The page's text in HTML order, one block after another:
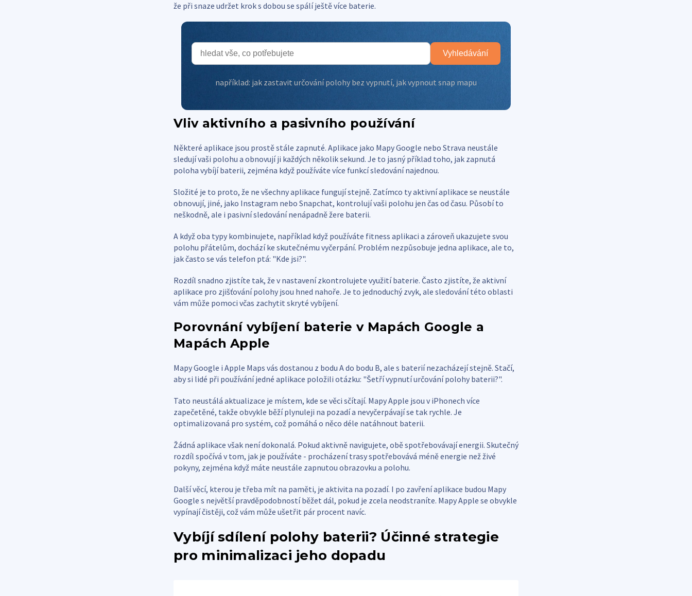
že při snaze udržet krok s dobou se spálí ještě více baterie.
Vyhledávání
například: jak zastavit určování polohy bez vypnutí, jak vypnout snap mapu
Vliv aktivního a pasivního používání
Některé aplikace jsou prostě stále zapnuté. Aplikace jako Mapy Google nebo Strava neustále
sledují vaši polohu a obnovují ji každých několik sekund. Je to jasný příklad toho, jak zapnutá
poloha vybíjí baterii, zejména když používáte více funkcí sledování najednou.
Složité je to proto, že ne všechny aplikace fungují stejně. Zatímco ty aktivní aplikace se neustále
obnovují, jiné, jako Instagram nebo Snapchat, kontrolují vaši polohu jen čas od času. Působí to
neškodně, ale i pasivní sledování nenápadně žere baterii.
A když oba typy kombinujete, například když používáte fitness aplikaci a zároveň ukazujete svou
polohu přátelům, dochází ke skutečnému vyčerpání. Problém nezpůsobuje jedna aplikace, ale to,
jak často se vás telefon ptá: "Kde jsi?".
Rozdíl snadno zjistíte tak, že v nastavení zkontrolujete využití baterie. Často zjistíte, že aktivní
aplikace pro zjišťování polohy jsou hned nahoře. Je to jednoduchý zvyk, ale sledování této oblasti
vám může pomoci včas zachytit skryté vybíjení.
Porovnání vybíjení baterie v Mapách Google a
Mapách Apple
Mapy Google i Apple Maps vás dostanou z bodu A do bodu B, ale s baterií nezacházejí stejně. Stačí,
aby si lidé při používání jedné aplikace položili otázku: "Šetří vypnutí určování polohy baterii?".
Tato neustálá aktualizace je místem, kde se věci sčítají. Mapy Apple jsou v iPhonech více
zapečetěné, takže obvykle běží plynuleji na pozadí a nevyčerpávají se tak rychle. Je
optimalizovaná pro systém, což pomáhá o něco déle natáhnout baterii.
Žádná aplikace však není dokonalá. Pokud aktivně navigujete, obě spotřebovávají energii. Skutečný
rozdíl spočívá v tom, jak je používáte - procházení trasy spotřebovává méně energie než živé
pokyny, zejména když máte neustále zapnutou obrazovku a polohu.
Další věcí, kterou je třeba mít na paměti, je aktivita na pozadí. I po zavření aplikace budou Mapy
Google s největší pravděpodobností běžet dál, pokud je zcela neodstraníte. Mapy Apple se obvykle
vypínají čistěji, což vám může ušetřit pár procent navíc.
Vybíjí sdílení polohy baterii? Účinné strategie
pro minimalizaci jeho dopadu